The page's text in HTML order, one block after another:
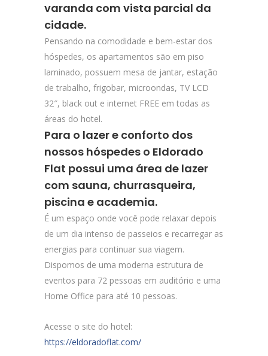
varanda com vista parcial da
cidade.
Pensando na comodidade e bem-estar dos
hóspedes, os apartamentos são em piso
laminado, possuem mesa de jantar, estação
de trabalho, frigobar, microondas, TV LCD
32″, black out e internet FREE em todas as
áreas do hotel.
Para o lazer e conforto dos
nossos hóspedes o Eldorado
Flat possui uma área de lazer
com sauna, churrasqueira,
piscina e academia.
É um espaço onde você pode relaxar depois
de um dia intenso de passeios e recarregar as
energias para continuar sua viagem.
Dispomos de uma moderna estrutura de
eventos para 72 pessoas em auditório e uma
Home Office para até 10 pessoas.
Acesse o site do hotel:
https://eldoradoflat.com/